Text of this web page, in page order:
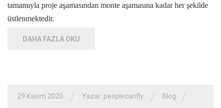
tamamıyla proje aşamasından monte aşamasına kadar her şekilde
üstlenmektedir.
DAHA FAZLA OKU
29 Kasım 2020 Yazar: peoplecanfly Blog